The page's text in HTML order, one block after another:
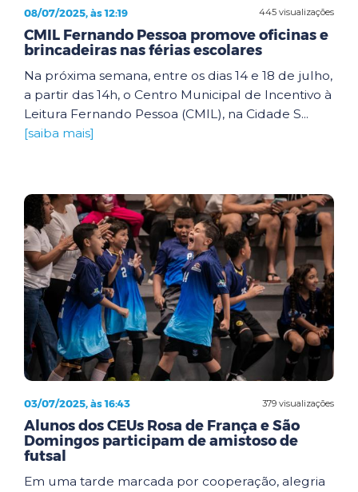
445 visualizações
08/07/2025, às 12:19
CMIL Fernando Pessoa promove oficinas e
brincadeiras nas férias escolares
Na próxima semana, entre os dias 14 e 18 de julho,
a partir das 14h, o Centro Municipal de Incentivo à
Leitura Fernando Pessoa (CMIL), na Cidade S...
[saiba mais]
379 visualizações
03/07/2025, às 16:43
Alunos dos CEUs Rosa de França e São
Domingos participam de amistoso de
futsal
Em uma tarde marcada por cooperação, alegria